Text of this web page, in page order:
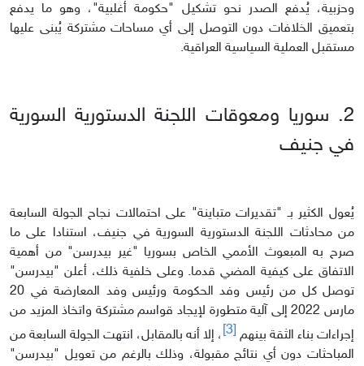
وحزبية، يُدفع الصدر نحو تشكيل "حكومة أغلبية"، وهو ما يدفع
بتعميق الخلافات دون التوصل إلى أي مساحات مشتركة يُبنى عليها
مستقبل العملية السياسية العراقية.
2. سوريا ومعوقات اللجنة الدستورية السورية
في جنيف
يُعول الكثير بـ "تقديرات متباينة" على احتمالات نجاح الجولة السابعة
من محادثات اللجنة الدستورية السورية في جنيف، استنادا على ما
صرح به المبعوث الأممي الخاص بسوريا "غير بيدرسن" من أهمية
الاتفاق على كيفية المضي قدما. وعلى خلفية ذلك، أعلن "بيدرسن"
توصل كل من رئيس وفد الحكومة ورئيس وفد المعارضة في 20
مارس 2022 إلى آلية متطورة لإيجاد قواسم مشتركة واتخاذ المزيد من
إجراءات بناء الثقة بينهم
، إلا أنه بالمقابل، انتهت الجولة السابعة من
المباحثات دون أي نتائج مقبولة، وذلك بالرغم من تعويل "بيدرسن"